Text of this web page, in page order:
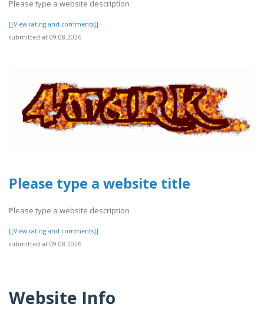
Please type a website description
[[View rating and comments]]
submitted at 09.08.2026
Please type a website title
Please type a website description
[[View rating and comments]]
submitted at 09.08.2026
Website Info